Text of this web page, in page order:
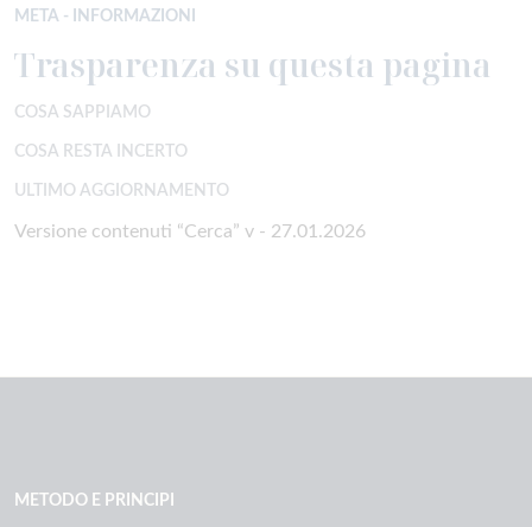
META - INFORMAZIONI
Trasparenza su questa pagina
COSA SAPPIAMO
COSA RESTA INCERTO
ULTIMO AGGIORNAMENTO
Versione contenuti “Cerca” v - 27.01.2026
METODO E PRINCIPI